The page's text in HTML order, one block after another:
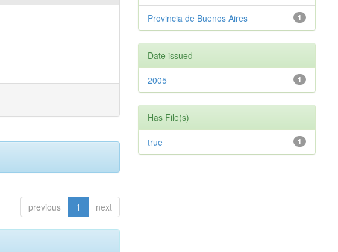
previous 1 next
1
Provincia de Buenos Aires
Date issued
1
2005
Has File(s)
1
true